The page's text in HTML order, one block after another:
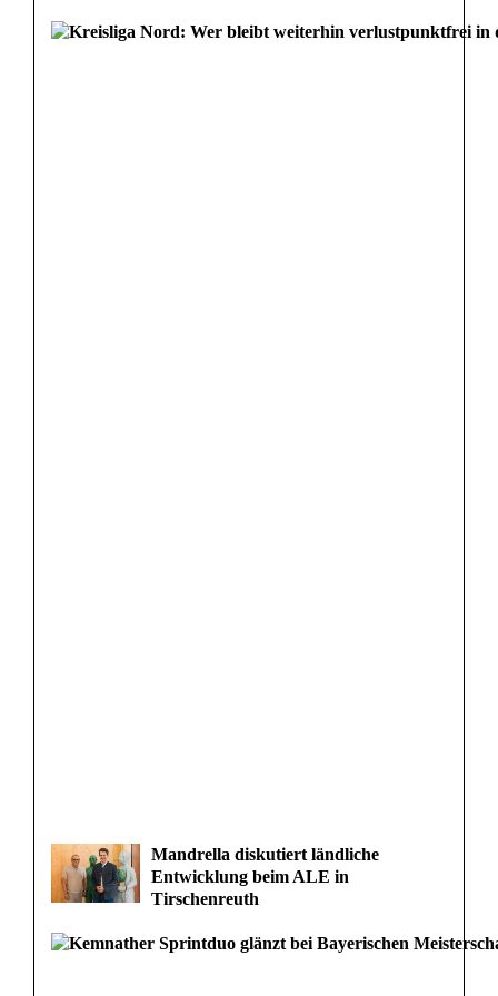
Mandrella diskutiert ländliche
Entwicklung beim ALE in
Tirschenreuth